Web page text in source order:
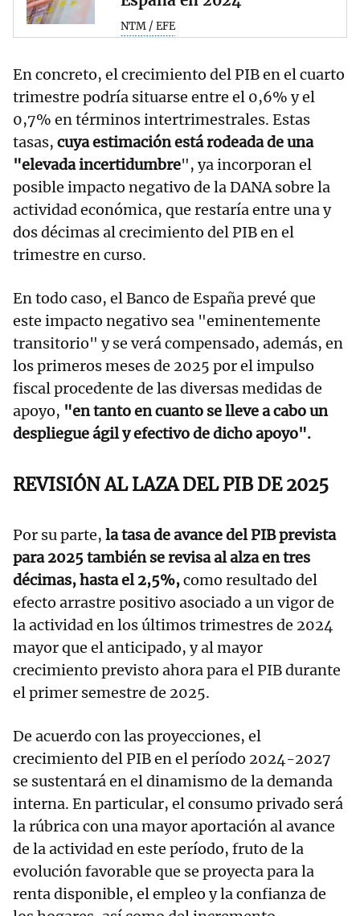
NTM / EFE
En concreto, el crecimiento del PIB en el cuarto
trimestre podría situarse entre el 0,6% y el
0,7% en términos intertrimestrales. Estas
tasas, cuya estimación está rodeada de una
"elevada incertidumbre", ya incorporan el
posible impacto negativo de la DANA sobre la
actividad económica, que restaría entre una y
dos décimas al crecimiento del PIB en el
trimestre en curso.
En todo caso, el Banco de España prevé que
este impacto negativo sea "eminentemente
transitorio" y se verá compensado, además, en
los primeros meses de 2025 por el impulso
fiscal procedente de las diversas medidas de
apoyo, "en tanto en cuanto se lleve a cabo un
despliegue ágil y efectivo de dicho apoyo".
REVISIÓN AL LAZA DEL PIB DE 2025
Por su parte, la tasa de avance del PIB prevista
para 2025 también se revisa al alza en tres
décimas, hasta el 2,5%,como resultado del
efecto arrastre positivo asociado a un vigor de
la actividad en los últimos trimestres de 2024
mayor que el anticipado, y al mayor
crecimiento previsto ahora para el PIB durante
el primer semestre de 2025.
De acuerdo con las proyecciones, el
crecimiento del PIB en el período 2024-2027
se sustentará en el dinamismo de la demanda
interna. En particular, el consumo privado será
la rúbrica con una mayor aportación al avance
de la actividad en este período, fruto de la
evolución favorable que se proyecta para la
renta disponible, el empleo y la confianza de